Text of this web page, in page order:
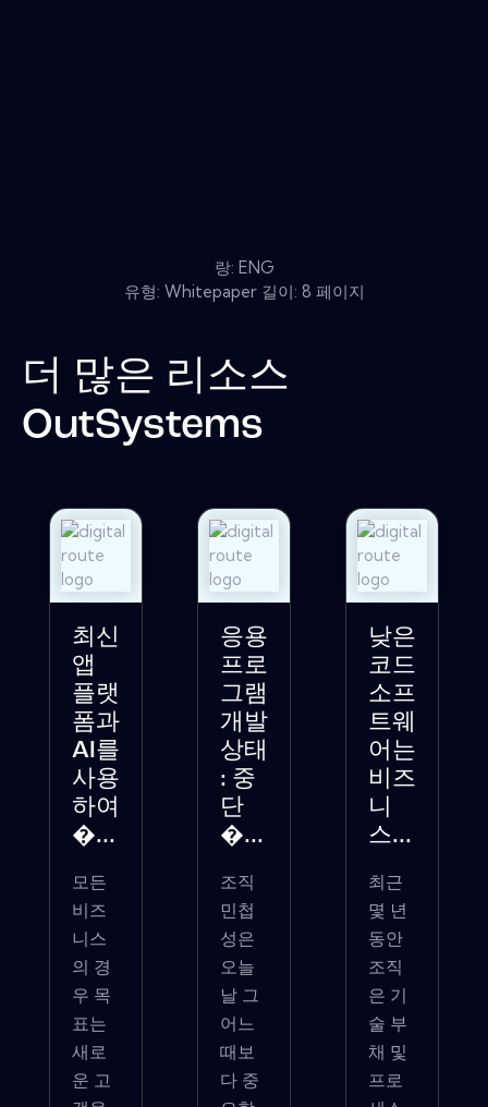
랑: ENG
유형: Whitepaper 길이: 8 페이지
더 많은 리소스
OutSystems
최신
앱
플랫
폼과
AI를
사용
하여
�...
모든
비즈
니스
의 경
우 목
표는
새로
운 고
응용
프로
그램
개발
상태
: 중
단
�...
조직
민첩
성은
오늘
날 그
어느
때보
다 중
낮은
코드
소프
트웨
어는
비즈
니
스...
최근
몇 년
동안
조직
은 기
술 부
채 및
프로